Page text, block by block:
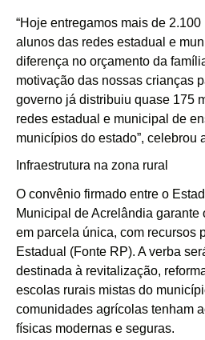
“Hoje entregamos mais de
alunos das redes estadual e
diferença no orçamento da
motivação das nossas crianças
governo já distribuiu quase 175
redes estadual e municipal de
municípios do estado”, celebrou
Infraestrutura na zona rural
O convênio firmado entre o
Municipal de Acrelândia garante
em parcela única, com recursos
Estadual (Fonte RP). A verba
destinada à revitalização,
escolas rurais mistas do
comunidades agrícolas tenham
físicas modernas e seguras.